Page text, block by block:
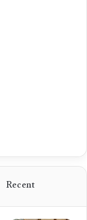
Recent